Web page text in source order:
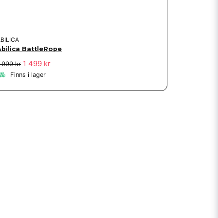
BattleRope
999 kr 1 499 kr
Finns i lager